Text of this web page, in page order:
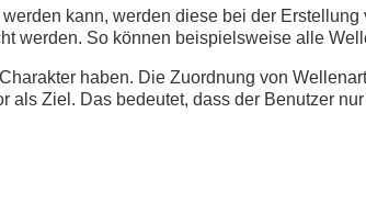
kann, werden diese bei der
werden. So können beispielsweise alle
haben. Die Zuordnung von
Ziel. Das bedeutet, dass der Benutzer